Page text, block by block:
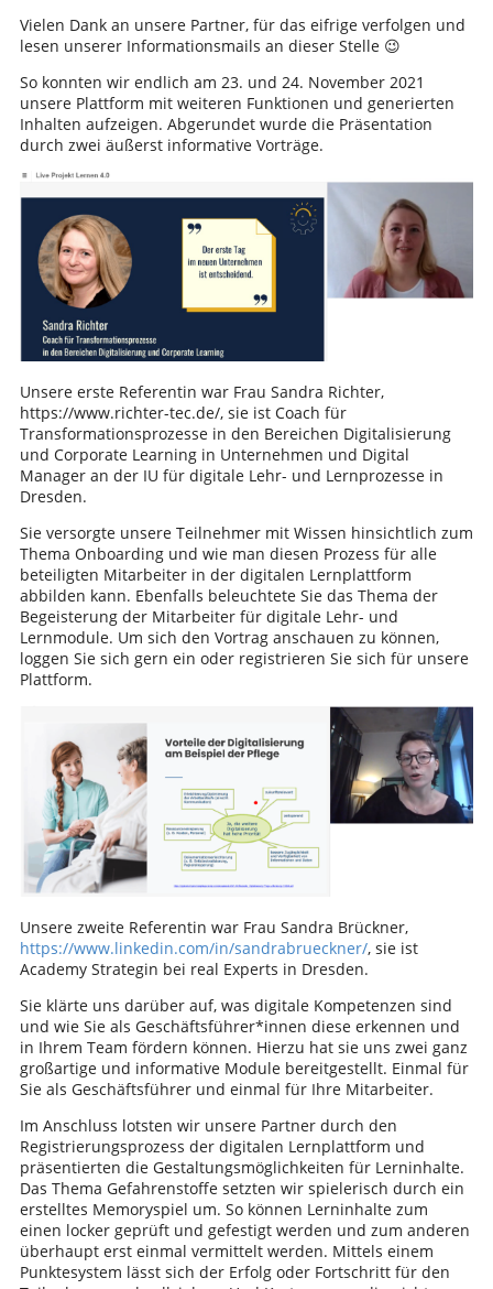
Vielen Dank an unsere Partner, für das eifrige verfolgen und
lesen unserer Informationsmails an dieser Stelle 😉
So konnten wir endlich am 23. und 24. November 2021
unsere Plattform mit weiteren Funktionen und generierten
Inhalten aufzeigen. Abgerundet wurde die Präsentation
durch zwei äußerst informative Vorträge.
Unsere erste Referentin war Frau Sandra Richter,
https://www.richter-tec.de/, sie ist Coach für
Transformationsprozesse in den Bereichen Digitalisierung
und Corporate Learning in Unternehmen und Digital
Manager an der IU für digitale Lehr- und Lernprozesse in
Dresden.
Sie versorgte unsere Teilnehmer mit Wissen hinsichtlich zum
Thema Onboarding und wie man diesen Prozess für alle
beteiligten Mitarbeiter in der digitalen Lernplattform
abbilden kann. Ebenfalls beleuchtete Sie das Thema der
Begeisterung der Mitarbeiter für digitale Lehr- und
Lernmodule. Um sich den Vortrag anschauen zu können,
loggen Sie sich gern ein oder registrieren Sie sich für unsere
Plattform.
Unsere zweite Referentin war Frau Sandra Brückner,
https://www.linkedin.com/in/sandrabrueckner/, sie ist
Academy Strategin bei real Experts in Dresden.
Sie klärte uns darüber auf, was digitale Kompetenzen sind
und wie Sie als Geschäftsführer*innen diese erkennen und
in Ihrem Team fördern können. Hierzu hat sie uns zwei ganz
großartige und informative Module bereitgestellt. Einmal für
Sie als Geschäftsführer und einmal für Ihre Mitarbeiter.
Im Anschluss lotsten wir unsere Partner durch den
Registrierungsprozess der digitalen Lernplattform und
präsentierten die Gestaltungsmöglichkeiten für Lerninhalte.
Das Thema Gefahrenstoffe setzten wir spielerisch durch ein
erstelltes Memoryspiel um. So können Lerninhalte zum
einen locker geprüft und gefestigt werden und zum anderen
überhaupt erst einmal vermittelt werden. Mittels einem
Punktesystem lässt sich der Erfolg oder Fortschritt für den